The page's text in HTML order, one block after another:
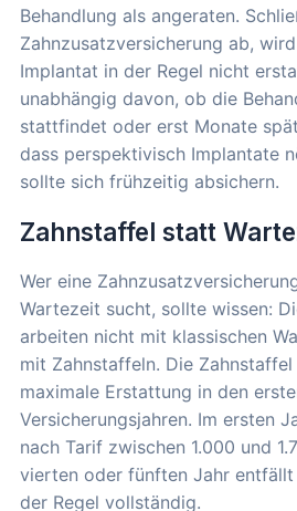
Behandlung als angeraten.
Zahnzusatzversicherung ab,
Implantat in der Regel nicht
unabhängig davon, ob die
stattfindet oder erst Monate
dass perspektivisch Implantate
sollte sich frühzeitig absichern.
Zahnstaffel statt
Wer eine
Wartezeit sucht, sollte wissen:
arbeiten nicht mit klassischen
mit Zahnstaffeln. Die
maximale Erstattung in den
Versicherungsjahren. Im ersten
nach Tarif zwischen 1.000 und
vierten oder fünften Jahr entfällt
der Regel vollständig.